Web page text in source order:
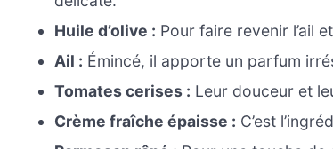
Huile d’olive : Pour faire revenir l’ail
Ail : Émincé, il apporte un parfum
Tomates cerises : Leur douceur et
Crème fraîche épaisse : C’est